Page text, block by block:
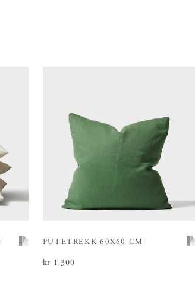
PUTETREKK 60X60 CM
Pris :kr 1 300
kr 1 300